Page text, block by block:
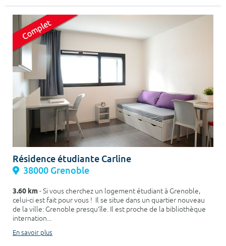
Résidence étudiante Carline
38000 Grenoble
3.60 km- Si vous cherchez un logement étudiant à Grenoble,
celui-ci est fait pour vous ! Il se situe dans un quartier nouveau
de la ville: Grenoble presqu’île. Il est proche de la bibliothèque
internation...
En savoir plus